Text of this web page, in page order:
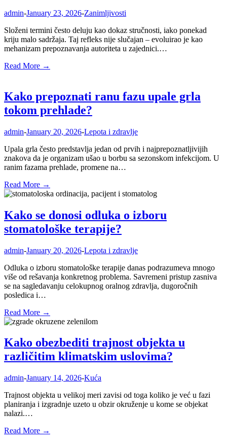
admin-January 23, 2026-Zanimljivosti
Složeni termini često deluju kao dokaz stručnosti, iako ponekad
kriju malo sadržaja. Taj refleks nije slučajan – evoluirao je kao
mehanizam prepoznavanja autoriteta u zajednici.…
Read More →
Kako prepoznati ranu fazu upale grla
tokom prehlade?
admin-January 20, 2026-Lepota i zdravlje
Upala grla često predstavlja jedan od prvih i najprepoznatljivijih
znakova da je organizam ušao u borbu sa sezonskom infekcijom. U
ranim fazama prehlade, promene na…
Read More →
Kako se donosi odluka o izboru
stomatološke terapije?
admin-January 20, 2026-Lepota i zdravlje
Odluka o izboru stomatološke terapije danas podrazumeva mnogo
više od rešavanja konkretnog problema. Savremeni pristup zasniva
se na sagledavanju celokupnog oralnog zdravlja, dugoročnih
posledica i…
Read More →
Kako obezbediti trajnost objekta u
različitim klimatskim uslovima?
admin-January 14, 2026-Kuća
Trajnost objekta u velikoj meri zavisi od toga koliko je već u fazi
planiranja i izgradnje uzeto u obzir okruženje u kome se objekat
nalazi.…
Read More →